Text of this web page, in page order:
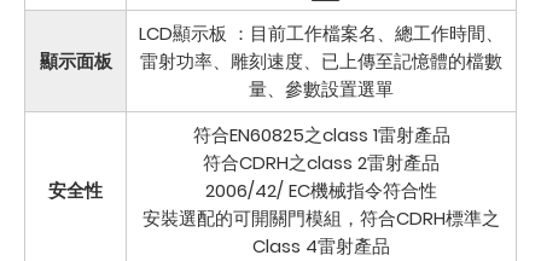
顯示面板
LCD顯示板 ：目前工作檔案名、總工作時間、
雷射功率、雕刻速度、已上傳至記憶體的檔數
量、參數設置選單
安全性
符合EN60825之class 1雷射產品
符合CDRH之class 2雷射產品
2006/42/ EC機械指令符合性
安裝選配的可開關門模組，符合CDRH標準之
Class 4雷射產品